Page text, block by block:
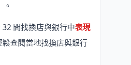
。
間找換店與銀行中表現
查閱當地找換店與銀行